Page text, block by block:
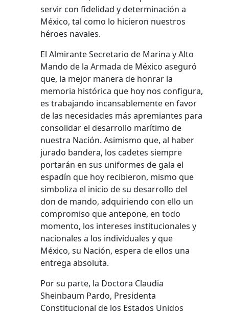
servir con fidelidad y determinación a
México, tal como lo hicieron nuestros
héroes navales.
El Almirante Secretario de Marina y Alto
Mando de la Armada de México aseguró
que, la mejor manera de honrar la
memoria histórica que hoy nos configura,
es trabajando incansablemente en favor
de las necesidades más apremiantes para
consolidar el desarrollo marítimo de
nuestra Nación. Asimismo que, al haber
jurado bandera, los cadetes siempre
portarán en sus uniformes de gala el
espadín que hoy recibieron, mismo que
simboliza el inicio de su desarrollo del
don de mando, adquiriendo con ello un
compromiso que antepone, en todo
momento, los intereses institucionales y
nacionales a los individuales y que
México, su Nación, espera de ellos una
entrega absoluta.
Por su parte, la Doctora Claudia
Sheinbaum Pardo, Presidenta
Constitucional de los Estados Unidos